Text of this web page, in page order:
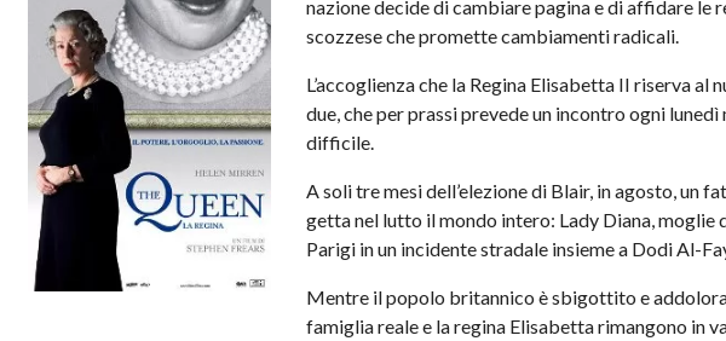
nazione decide di cambiare pagina e di affidare le
scozzese che promette cambiamenti radicali.
L’accoglienza che la Regina Elisabetta II riserva
due, che per prassi prevede un incontro ogni
difficile.
A soli tre mesi dell’elezione di Blair, in agosto, un
getta nel lutto il mondo intero: Lady Diana, moglie
Parigi in un incidente stradale insieme a Dodi Al-
Mentre il popolo britannico è sbigottito e
famiglia reale e la regina Elisabetta rimangono in